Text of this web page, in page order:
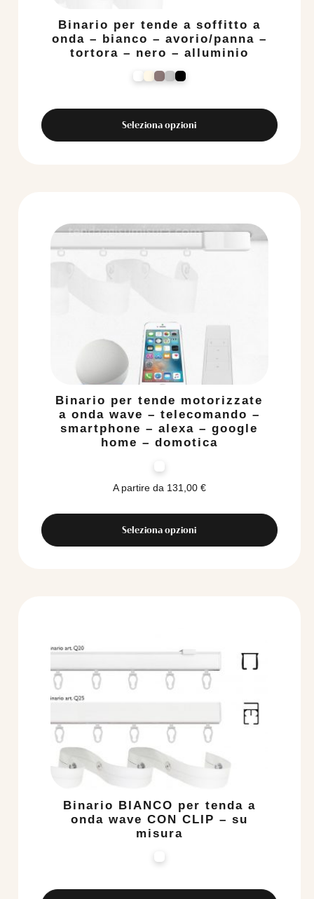
Binario per tende a soffitto a
onda – bianco – avorio/panna –
tortora – nero – alluminio
Seleziona opzioni
Binario per tende motorizzate
a onda wave – telecomando –
smartphone – alexa – google
home – domotica
A partire da 131,00 €
Seleziona opzioni
Binario BIANCO per tenda a
onda wave CON CLIP – su
misura
ha
più
varianti.
Le
possono
essere
scelte
prodotto